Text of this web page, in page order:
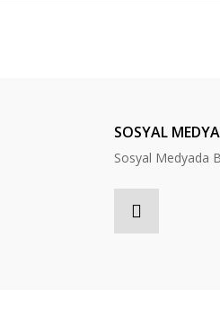
SOSYAL MEDYA
Sosyal Medyada